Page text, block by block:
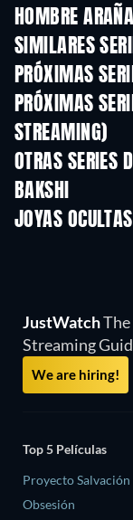
HOMBRE
TV
SIMILARES
PRÓXIMAS
PRÓXIMAS
STREAMING)Temporada 2
OTRAS SERIES
BAKSHI
JOYAS
JustWatchThe
Streaming
We are hiring!
Top 5 Películas
Proyecto Salvación
Obsesión